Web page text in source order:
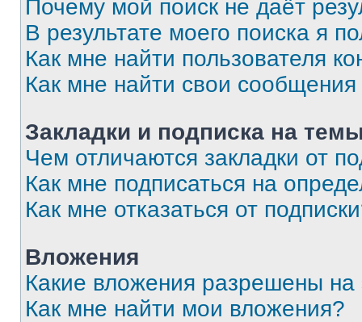
Почему мой поиск не даёт
В результате моего поиска я
Как мне найти пользователя
Как мне найти свои
Закладки и подписка на
Чем отличаются закладки от
Как мне подписаться на
Как мне отказаться от
Вложения
Какие вложения разрешены
Как мне найти мои вложения?